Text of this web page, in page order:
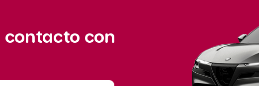
contacto con